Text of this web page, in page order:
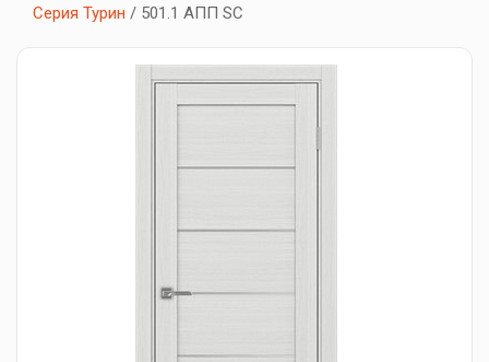
Серия Турин / 501.1 АПП SC